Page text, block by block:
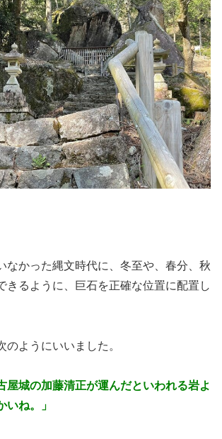
なかった縄文時代に、冬至や、春分、秋
きるように、巨石を正確な位置に配置し
のようにいいました。
屋城の加藤清正が運んだといわれる岩よ
いね。」